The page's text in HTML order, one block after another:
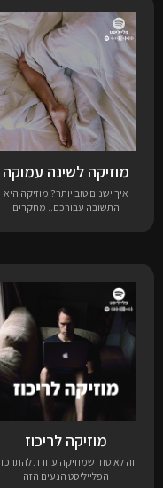
מוזיקה לשינה עמוקה
איך ישנים טוב יותר? מוזיקה היא
התשובה עבורכם.. מחקרים
מוזיקה לריכוז
זה לא סוד שמוזיקה עוזרת להתרכז,
הפלייליסט הנעים הזה